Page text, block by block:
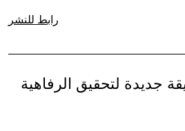
رابط للنشر
جديدة لتحقيق الرفاهية